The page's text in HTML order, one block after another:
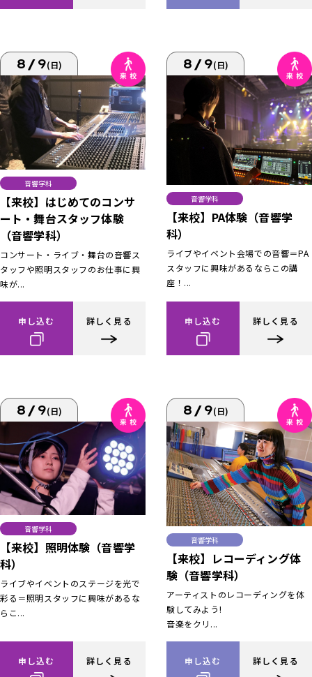
8/9(日)
音響学科
【来校】はじめてのコンサ
ート・舞台スタッフ体験
（音響学科）
コンサート・ライブ・舞台の音響ス
タッフや照明スタッフのお仕事に興
味が...
申し込む 詳しく見る
8/9(日)
音響学科
【来校】PA体験（音響学
科）
ライブやイベント会場での音響＝PA
スタッフに興味があるならこの講
座！...
申し込む 詳しく見る
8/9(日)
音響学科
【来校】照明体験（音響学
科）
ライブやイベントのステージを光で
彩る＝照明スタッフに興味があるな
らこ...
申し込む 詳しく見る
8/9(日)
音響学科
【来校】レコーディング体
験（音響学科）
アーティストのレコーディングを体
験してみよう!
音楽をクリ...
申し込む 詳しく見る